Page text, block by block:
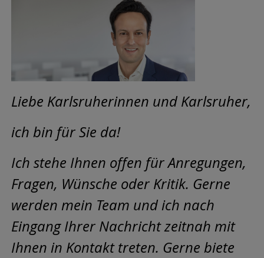
Liebe Karlsruherinnen und Karlsruher,
ich bin für Sie da!
Ich stehe Ihnen offen für Anregungen,
Fragen, Wünsche oder Kritik. Gerne
werden mein Team und ich nach
Eingang Ihrer Nachricht zeitnah mit
Ihnen in Kontakt treten. Gerne biete